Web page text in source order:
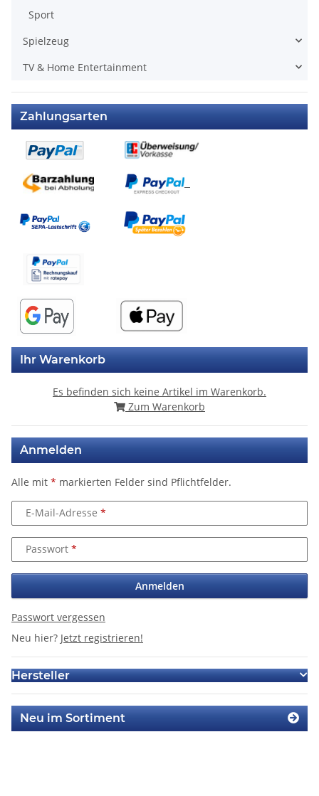
Sport
Spielzeug
TV & Home Entertainment
Zahlungsarten
Ihr Warenkorb
Es befinden sich keine Artikel im Warenkorb.
Zum Warenkorb
Anmelden
Alle mit * markierten Felder sind Pflichtfelder.
E-Mail-Adresse
Passwort
Anmelden
Passwort vergessen
Neu hier? Jetzt registrieren!
Hersteller
Neu im Sortiment